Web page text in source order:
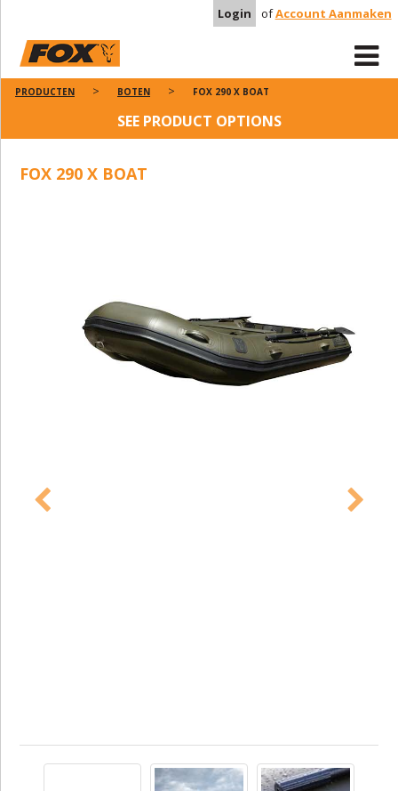
Login ofAccount Aanmaken
PRODUCTEN BOTEN FOX 290 X BOAT
SEE PRODUCT OPTIONS
FOX 290 X BOAT